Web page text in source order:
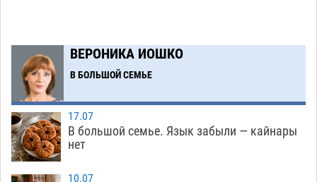
08.08 414
10:51
Фаворитская ноша: астраханские
гандболисты крупно проиграли пермякам
09:00
Лидеры чеченской диаспоры в Астрахани
осудили выходку молодого лихача с улицы
Никольской
ВЕРОНИКА ИОШКО
В БОЛЬШОЙ СЕМЬЕ
17.07
В большой семье. Язык забыли — кайнары
нет
10.07